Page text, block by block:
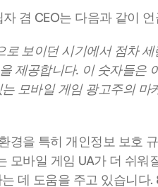
겸 CEO는 다음과 같이
보이던 시기에서 점차
제공합니다. 이 숫자들은
모바일 게임 광고주의
경을 특히 개인정보 보호
모바일 게임 UA가 더 쉬워
데 도움을 주고 있습니다.